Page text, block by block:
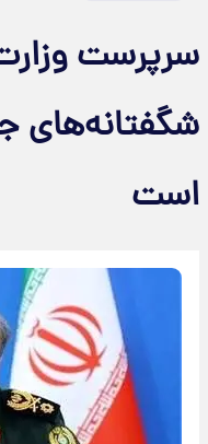
سرپرست
شگفتانه‌های
است